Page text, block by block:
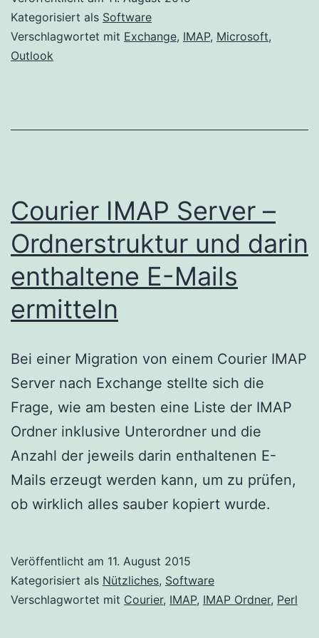
Kategorisiert als Software
Verschlagwortet mit Exchange, IMAP, Microsoft,
Outlook
Courier IMAP Server –
Ordnerstruktur und darin
enthaltene E-Mails
ermitteln
Bei einer Migration von einem Courier IMAP
Server nach Exchange stellte sich die
Frage, wie am besten eine Liste der IMAP
Ordner inklusive Unterordner und die
Anzahl der jeweils darin enthaltenen E-
Mails erzeugt werden kann, um zu prüfen,
ob wirklich alles sauber kopiert wurde.
Veröffentlicht am 11. August 2015
Kategorisiert als Nützliches, Software
Verschlagwortet mit Courier, IMAP, IMAP Ordner, Perl